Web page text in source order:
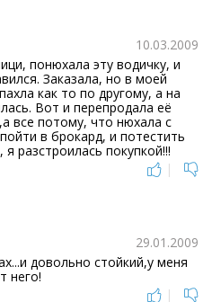
10.03.2009
понюхала эту водичку, и
Заказала, но в моей
как то по другому, а на
Вот и перепродала её
все потому, что нюхала с
в брокард, и потестить
разстроилась покупкой!!!
|
29.01.2009
довольно стойкий,у меня
него!
|